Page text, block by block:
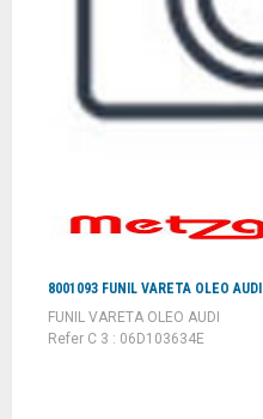
8001093 FUNIL VARETA OLEO AUDI
FUNIL VARETA OLEO AUDI
Refer C 3 : 06D103634E